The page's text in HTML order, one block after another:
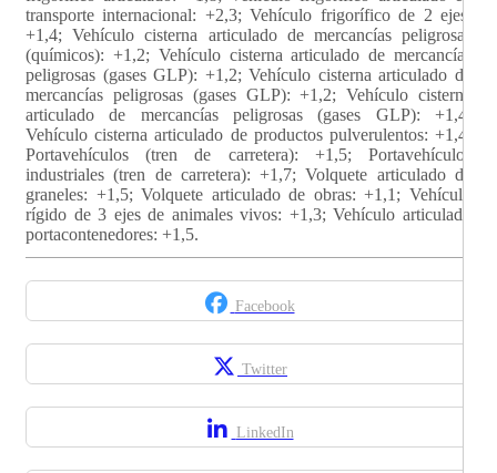
transporte internacional: +2,3; Vehículo frigorífico de 2 ejes:
+1,4; Vehículo cisterna articulado de mercancías peligrosas
(químicos): +1,2; Vehículo cisterna articulado de mercancías
peligrosas (gases GLP): +1,2; Vehículo cisterna articulado de
mercancías peligrosas (gases GLP): +1,2; Vehículo cisterna
articulado de mercancías peligrosas (gases GLP): +1,4;
Vehículo cisterna articulado de productos pulverulentos: +1,4;
Portavehículos (tren de carretera): +1,5; Portavehículos
industriales (tren de carretera): +1,7; Volquete articulado de
graneles: +1,5; Volquete articulado de obras: +1,1; Vehículo
rígido de 3 ejes de animales vivos: +1,3; Vehículo articulado
portacontenedores: +1,5.
Facebook
Twitter
LinkedIn